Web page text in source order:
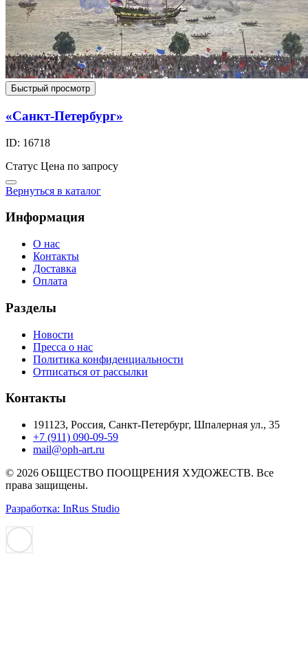
Быстрый просмотр
«Санкт-Петербург»
ID: 16718
Статус Цена по запросу
Вернуться в каталог
Информация
О нас
Контакты
Доставка
Оплата
Разделы
Новости
Пресса о нас
Политика конфиденциальности
Отписаться от рассылки
Контакты
191123, Россия, Санкт-Петербург, Шпалерная ул., 35
+7 (911) 090-09-59
mail@oph-art.ru
© 2026 ОБЩЕСТВО ПООЩРЕНИЯ ХУДОЖЕСТВ. Все
права защищены.
Разработка: InRus Studio